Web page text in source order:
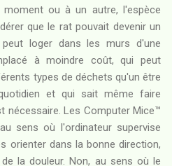
ou à un autre, l'espèce
que le rat pouvait devenir un
loger dans les murs d'une
à moindre coût, qui peut
types de déchets qu'un être
et qui sait même faire
nécessaire. Les Computer Mice™
sens où l'ordinateur supervise
orienter dans la bonne direction,
la douleur. Non, au sens où le